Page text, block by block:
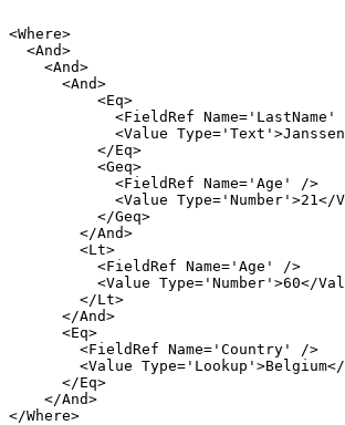
<Where>
<And>
<And>
<And>
<Eq>
<FieldRef Name='LastName'
<Value Type='Text' >
</Eq>
<Geq>
<FieldRef Name='Age'
/>
<Value Type='Number' >21</
</Geq>
</And>
<Lt>
<FieldRef Name='Age'
/>
<Value Type='Number' >60</
</Lt>
</And>
<Eq>
<FieldRef Name='Country'
/>
<Value Type='Lookup' >Belgium</
</Eq>
</And>
</Where>